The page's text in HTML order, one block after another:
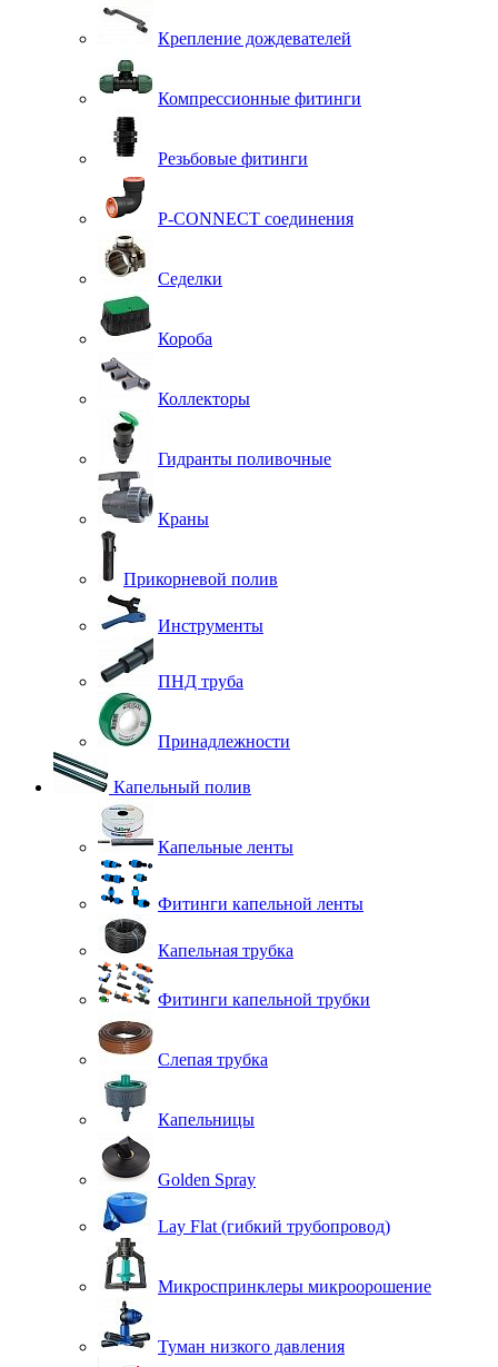
Крепление дождевателей
Компрессионные фитинги
Резьбовые фитинги
P-CONNECT соединения
Седелки
Короба
Коллекторы
Гидранты поливочные
Краны
Прикорневой полив
Инструменты
ПНД труба
Принадлежности
Капельный полив
Капельные ленты
Фитинги капельной ленты
Капельная трубка
Фитинги капельной трубки
Слепая трубка
Капельницы
Golden Spray
Lay Flat (гибкий трубопровод)
Микроспринклеры микроорошение
Туман низкого давления